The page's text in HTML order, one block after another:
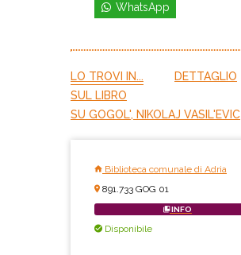
WhatsApp
LO TROVI IN...
DETTAGLIO
SUL LIBRO
SU GOGOL', NIKOLAJ VASIL'EVIC
Biblioteca comunale di Adria
891.733 GOG 01
INFO
Disponibile